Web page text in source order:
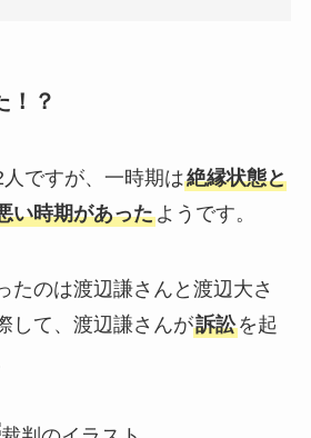
！？
ですが、一時期は絶縁状態と
い時期があったようです。
たのは渡辺謙さんと渡辺大さ
して、渡辺謙さんが訴訟を起